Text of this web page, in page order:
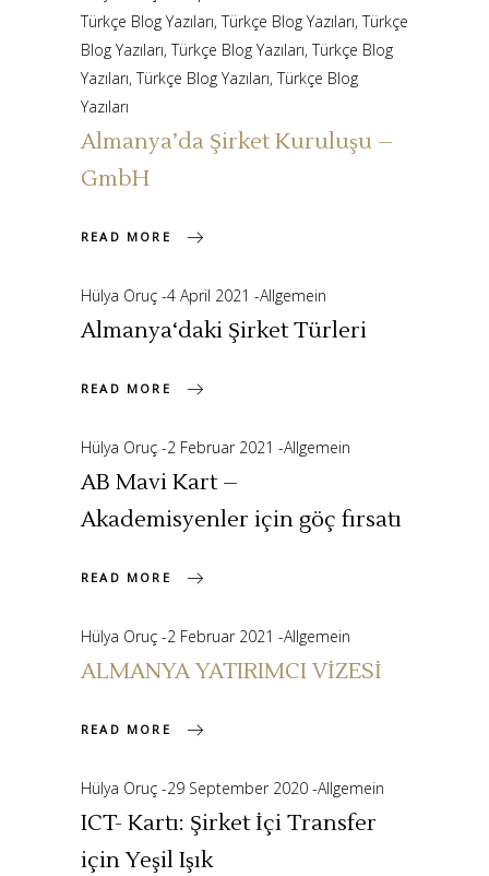
Türkçe Blog Yazıları,Türkçe Blog Yazıları,Türkçe
Blog Yazıları,Türkçe Blog Yazıları,Türkçe Blog
Yazıları,Türkçe Blog Yazıları,Türkçe Blog
Yazıları
Almanya’da Şirket Kuruluşu –
GmbH
READ MORE
Hülya Oruç 4 April 2021 Allgemein
Almanya‘daki Şirket Türleri
READ MORE
Hülya Oruç 2 Februar 2021 Allgemein
AB Mavi Kart –
Akademisyenler için göç fırsatı
READ MORE
Hülya Oruç 2 Februar 2021 Allgemein
ALMANYA YATIRIMCI VİZESİ
READ MORE
Hülya Oruç 29 September 2020 Allgemein
ICT- Kartı: Şirket İçi Transfer
için Yeşil Işık